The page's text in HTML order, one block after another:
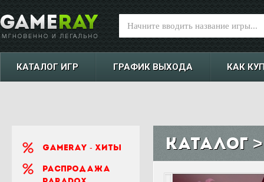
КАТАЛОГ ИГР ГРАФИК ВЫХОДА КАК
Gameray - Хиты
Распродажа
Каталог